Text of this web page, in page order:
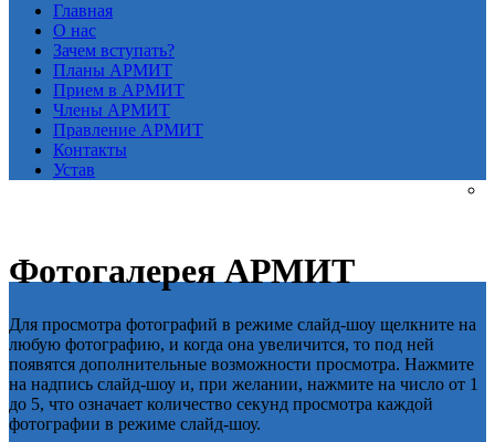
Главная
О нас
Зачем вступать?
Планы АРМИТ
Прием в АРМИТ
Члены АРМИТ
Правление АРМИТ
Контакты
Устав
Фотогалерея АРМИТ
Для просмотра фотографий в режиме слайд-шоу щелкните на
любую фотографию, и когда она увеличится, то под ней
появятся дополнительные возможности просмотра. Нажмите
на надпись слайд-шоу и, при желании, нажмите на число от 1
до 5, что означает количество секунд просмотра каждой
фотографии в режиме слайд-шоу.